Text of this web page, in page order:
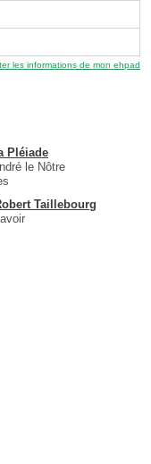
les informations de mon ehpad
Pléiade
le Nôtre
Taillebourg